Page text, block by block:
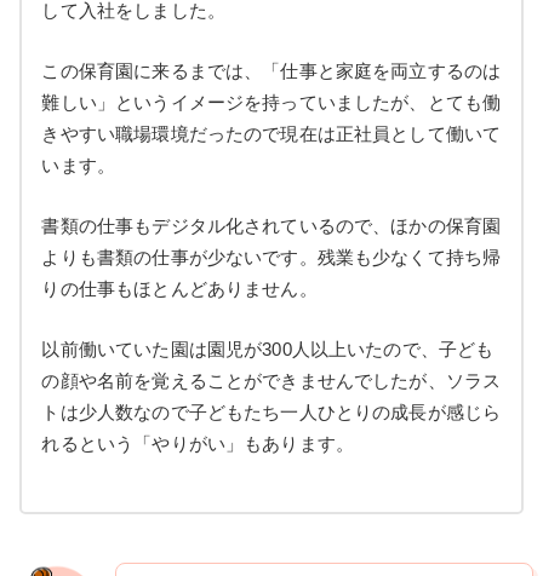
して入社をしました。
この保育園に来るまでは、「仕事と家庭を両立するのは
難しい」というイメージを持っていましたが、とても働
きやすい職場環境だったので現在は正社員として働いて
います。
書類の仕事もデジタル化されているので、ほかの保育園
よりも書類の仕事が少ないです。残業も少なくて持ち帰
りの仕事もほとんどありません。
以前働いていた園は園児が300人以上いたので、子ども
の顔や名前を覚えることができませんでしたが、ソラス
トは少人数なので子どもたち一人ひとりの成長が感じら
れるという「やりがい」もあります。